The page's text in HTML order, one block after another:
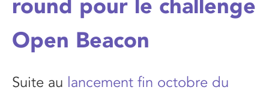
round pour le challenge
Open Beacon
Suite au lancement fin octobre du